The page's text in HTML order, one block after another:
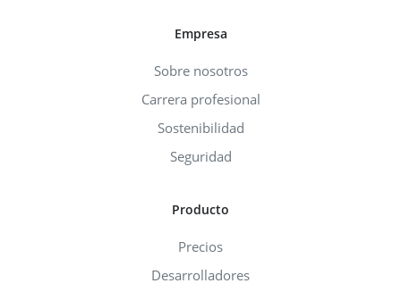
Empresa
Sobre nosotros
Carrera profesional
Sostenibilidad
Seguridad
Producto
Precios
Desarrolladores